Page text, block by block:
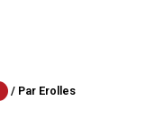
/ Par Erolles